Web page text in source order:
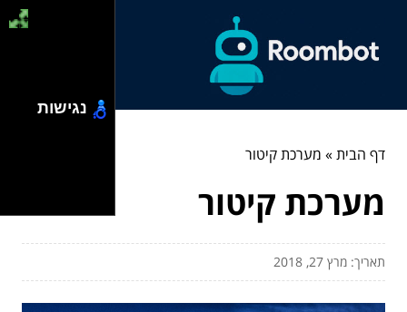
דף הבית» מערכת קיטור
מערכת קיטור
תאריך: מרץ 27, 2018
נגישות